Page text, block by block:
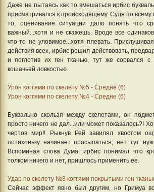
Даже не пытаясь как то вмешаться ирбис
присматривался к происходящему. Судя по всему
то, оценивание ситуации дало понять что
важный...хотя и не скажешь. Вроде все
что-то не уловимое...хотя плевать.
действия всех, ирбис решил действовать,
и поглотив их ген тканью, тут же сорвался с
кошачьей ловкостью.
Урон когтями по скелету №5 - Средне (6)
Урон когтями по скелету №4 - Средне (6)
Буквально скользя между скелетами, он
просто ничего не дал...или может показалось?!
чертов мир!! Рыкнув Рей завилял хвостом
потихоньку начинает просыпаться, нет тут
Вспоминая слова Дума, ирбис понимал что
толком ничего и нет, пришлось применить ее.
Удар по скелету №3 когтями покрытыми ген
Сейчас эффект явно был другим, но Гримуа